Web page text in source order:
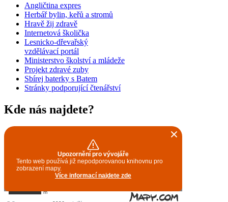
Angličtina expres
Herbář bylin, keřů a stromů
Hravě žij zdravě
Internetová školička
Lesnicko-dřevařský
vzdělávací portál
Ministerstvo školství a mládeže
Projekt zdravé zuby
Sbírej baterky s Batem
Stránky podporující čtenářství
Kde nás najdete?